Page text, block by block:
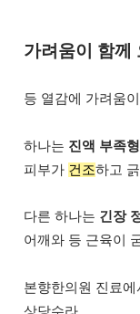
가려움이 함께
등 열감에 가려움
하나는 진액 부족형
피부가 건조하고
다른 하나는 긴장
어깨와 등 근육이
본향한의원 진료에